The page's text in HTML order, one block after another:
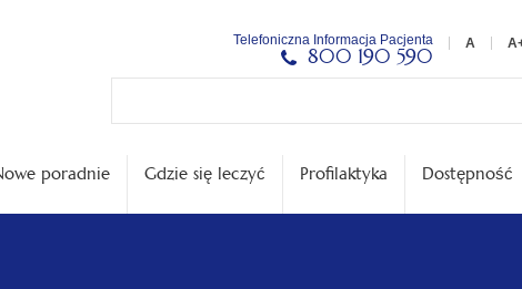
Telefoniczna Informacja Pacjenta
800 190 590
poradnie Gdzie się leczyć Profilaktyka Dostępność